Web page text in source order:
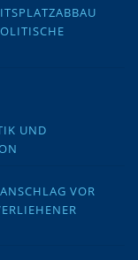
UND
VOR